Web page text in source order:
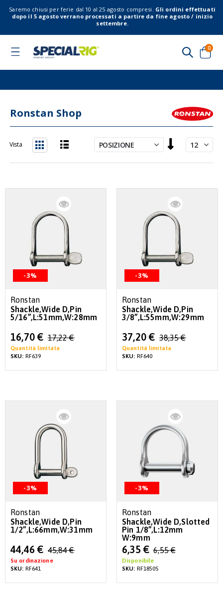
Saremo chiusi per ferie dal 10 al 25 agosto compresi. Gli ordini effettuati
dopo il 5 agosto verrano processati a partire da fine agosto / inizio
settembre.
Toggle
Cart
0
Ronstan Shop
la
direzione
Vista
-3%
Ronstan
Shackle,Wide D,Pin
5/16”,L:51mm,W:28mm
Special
Price
16,70 € 17,22 €
Quantità limitata
SKU: RF639
-3%
Ronstan
Shackle,Wide D,Pin
3/8”,L:55mm,W:29mm
Special
Price
37,20 € 38,35 €
Quantità limitata
SKU: RF640
-3%
Ronstan
Shackle,Wide D,Pin
1/2”,L:66mm,W:31mm
Special
Price
44,46 € 45,84 €
Su ordinazione
SKU: RF641
-3%
Ronstan
Shackle,Wide D,Slotted
Pin 1/8”,L:12mm
W:9mm
Special
Price
6,35 € 6,55 €
Disponibile
SKU: RF1850S